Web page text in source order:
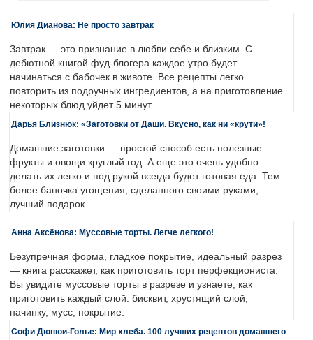
Юлия Дианова: Не просто завтрак
Завтрак — это признание в любви себе и близким. С
дебютной книгой фуд-блогера каждое утро будет
начинаться с бабочек в животе. Все рецепты легко
повторить из подручных ингредиентов, а на приготовление
некоторых блюд уйдет 5 минут.
Дарья Близнюк: «Заготовки от Даши. Вкусно, как ни «крути»!
Домашние заготовки — простой способ есть полезные
фрукты и овощи круглый год. А еще это очень удобно:
делать их легко и под рукой всегда будет готовая еда. Тем
более баночка угощения, сделанного своими руками, —
лучший подарок.
Анна Аксёнова: Муссовые торты. Легче легкого!
Безупречная форма, гладкое покрытие, идеальный разрез
— книга расскажет, как приготовить торт перфекциониста.
Вы увидите муссовые торты в разрезе и узнаете, как
приготовить каждый слой: бисквит, хрустящий слой,
начинку, мусс, покрытие.
Софи Дюпюи-Голье: Мир хлеба. 100 лучших рецептов домашнего